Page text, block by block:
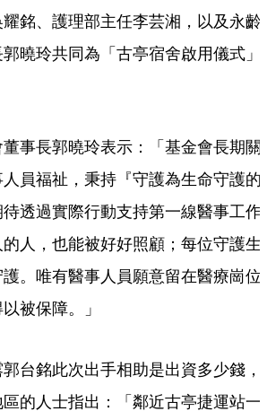
銘、護理部主任李芸湘，以及永齡
曉玲共同為「古亭宿舍啟用儀式」
事長郭曉玲表示：「基金會長期關
員福祉，秉持『守護為生命守護的
透過實際行動支持第一線醫事工作
人，也能被好好照顧；每位守護生
。唯有醫事人員願意留在醫療崗位
被保障。」
台銘此次出手相助是出資多少錢，
的人士指出：「鄰近古亭捷運站一